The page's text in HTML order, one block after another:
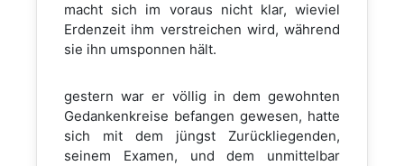
macht sich im voraus nicht klar, wieviel
Erdenzeit ihm verstreichen wird, während
sie ihn umsponnen hält.
gestern war er völlig in dem gewohnten
Gedankenkreise befangen gewesen, hatte
sich mit dem jüngst Zurückliegenden,
seinem Examen, und dem unmittelbar